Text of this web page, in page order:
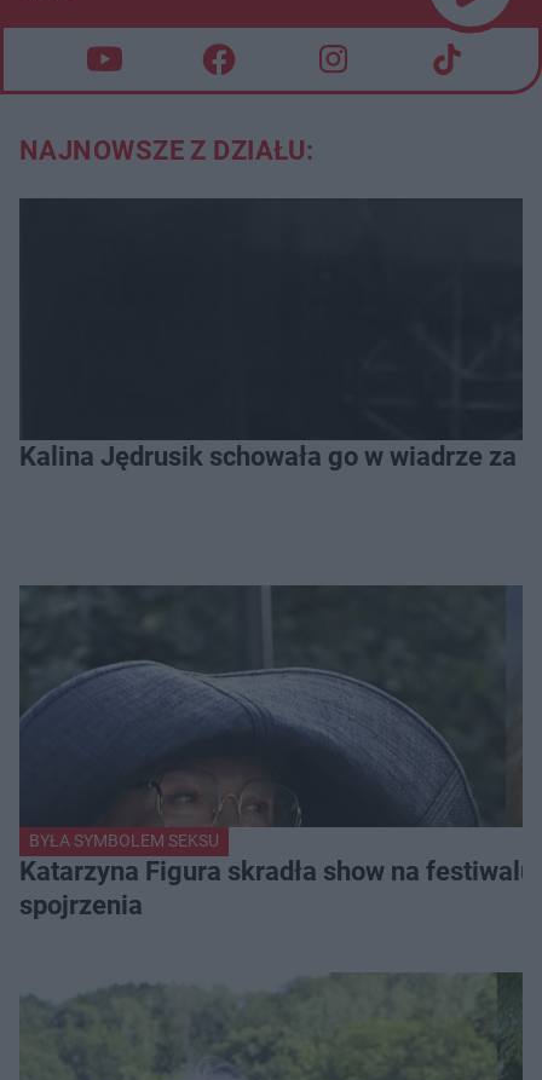
NAJNOWSZE Z DZIAŁU:
Kalina Jędrusik schowała go w wiadrze za
BYŁA SYMBOLEM SEKSU
Katarzyna Figura skradła show na
spojrzenia